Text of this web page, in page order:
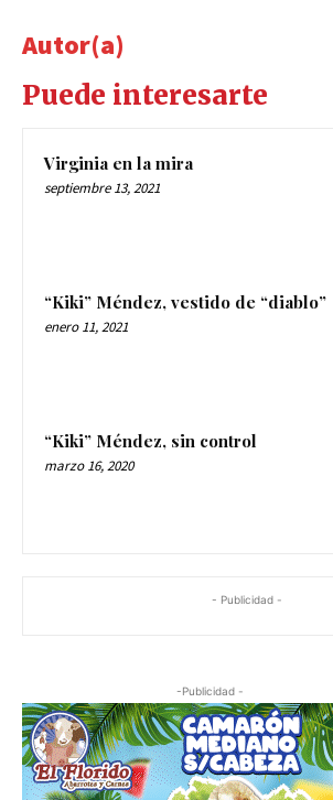
Autor(a)
Puede interesarte
Virginia en la mira
septiembre 13, 2021
“Kiki” Méndez, vestido de “diablo”
enero 11, 2021
“Kiki” Méndez, sin control
marzo 16, 2020
- Publicidad -
-Publicidad -